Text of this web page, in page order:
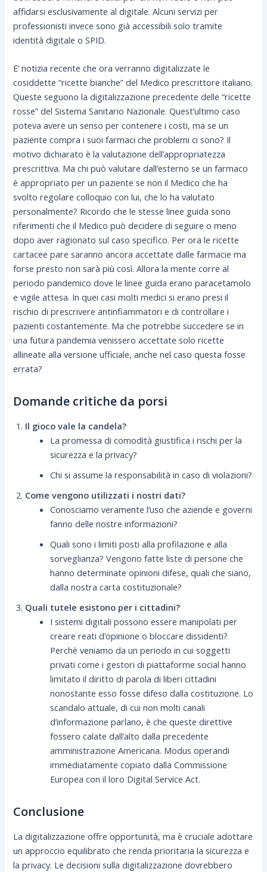
affidarsi esclusivamente al digitale. Alcuni servizi per
professionisti invece sono già accessibili solo tramite
identità digitale o SPID.
E’ notizia recente che ora verranno digitalizzate le
cosiddette “ricette bianche” del Medico prescrittore italiano.
Queste seguono la digitalizzazione precedente delle “ricette
rosse” del Sistema Sanitario Nazionale. Quest’ultimo caso
poteva avere un senso per contenere i costi, ma se un
paziente compra i suoi farmaci che problemi ci sono? Il
motivo dichiarato è la valutazione dell’appropriatezza
prescrittiva. Ma chi può valutare dall’esterno se un farmaco
è appropriato per un paziente se non il Medico che ha
svolto regolare colloquio con lui, che lo ha valutato
personalmente? Ricordo che le stesse linee guida sono
riferimenti che il Medico può decidere di seguire o meno
dopo aver ragionato sul caso specifico. Per ora le ricette
cartacee pare saranno ancora accettate dalle farmacie ma
forse presto non sarà più così. Allora la mente corre al
periodo pandemico dove le linee guida erano paracetamolo
e vigile attesa. In quei casi molti medici si erano presi il
rischio di prescrivere antinfiammatori e di controllare i
pazienti costantemente. Ma che potrebbe succedere se in
una futura pandemia venissero accettate solo ricette
allineate alla versione ufficiale, anche nel caso questa fosse
errata?
Domande critiche da porsi
Il gioco vale la candela?
La promessa di comodità giustifica i rischi per la
sicurezza e la privacy?
Chi si assume la responsabilità in caso di violazioni?
Come vengono utilizzati i nostri dati?
Conosciamo veramente l’uso che aziende e governi
fanno delle nostre informazioni?
Quali sono i limiti posti alla profilazione e alla
sorveglianza? Vengono fatte liste di persone che
hanno determinate opinioni difese, quali che siano,
dalla nostra carta costituzionale?
Quali tutele esistono per i cittadini?
I sistemi digitali possono essere manipolati per
creare reati d’opinione o bloccare dissidenti?
Perchè veniamo da un periodo in cui soggetti
privati come i gestori di piattaforme social hanno
limitato il diritto di parola di liberi cittadini
nonostante esso fosse difeso dalla costituzione. Lo
scandalo attuale, di cui non molti canali
d’informazione parlano, è che queste direttive
fossero calate dall’alto dalla precedente
amministrazione Americana. Modus operandi
immediatamente copiato dalla Commissione
Europea con il loro Digital Service Act.
Conclusione
La digitalizzazione offre opportunità, ma è cruciale adottare
un approccio equilibrato che renda prioritaria la sicurezza e
la privacy. Le decisioni sulla digitalizzazione dovrebbero